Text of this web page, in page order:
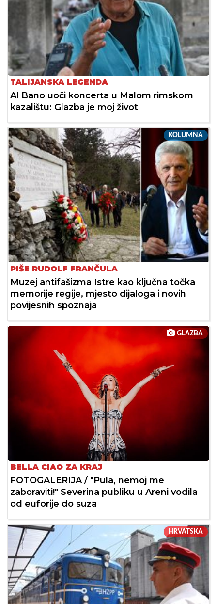
TALIJANSKA LEGENDA
Al Bano uoči koncerta u Malom rimskom
kazalištu: Glazba je moj život
KOLUMNA
PIŠE RUDOLF FRANČULA
Muzej antifašizma Istre kao ključna točka
memorije regije, mjesto dijaloga i novih
povijesnih spoznaja
GLAZBA
BELLA CIAO ZA KRAJ
FOTOGALERIJA / "Pula, nemoj me
zaboraviti!" Severina publiku u Areni vodila
od euforije do suza
HRVATSKA